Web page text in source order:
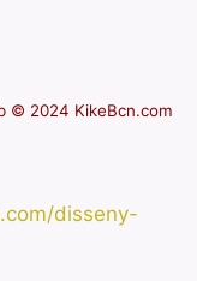
© 2024 KikeBcn.com